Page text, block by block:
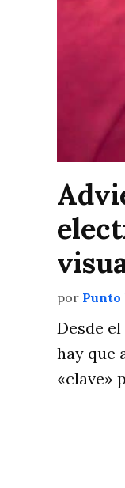
por Punto
Desde
hay que
«clave»